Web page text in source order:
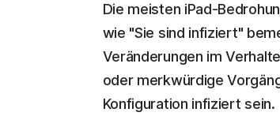
Die meisten iPad-
wie "Sie sind infiziert"
Veränderungen im
oder merkwürdige
Konfiguration infiziert sein.